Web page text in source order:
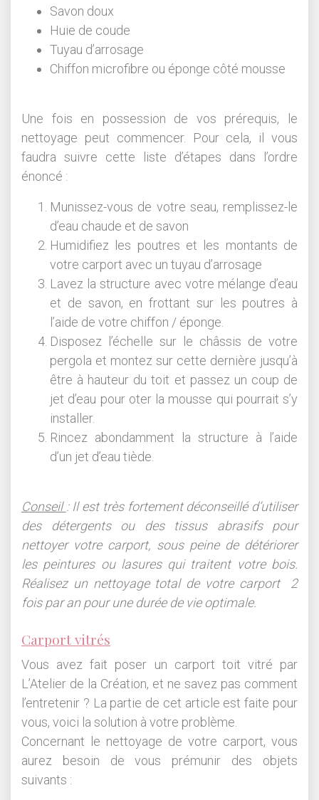
Savon doux
Huie de coude
Tuyau d’arrosage
Chiffon microfibre ou éponge côté mousse
Une fois en possession de vos prérequis, le
nettoyage peut commencer. Pour cela, il vous
faudra suivre cette liste d’étapes dans l’ordre
énoncé :
Munissez-vous de votre seau, remplissez-le
d’eau chaude et de savon
Humidifiez les poutres et les montants de
votre carport avec un tuyau d’arrosage
Lavez la structure avec votre mélange d’eau
et de savon, en frottant sur les poutres à
l’aide de votre chiffon / éponge.
Disposez l’échelle sur le châssis de votre
pergola et montez sur cette dernière jusqu’à
être à hauteur du toit et passez un coup de
jet d’eau pour oter la mousse qui pourrait s’y
installer.
Rincez abondamment la structure à l’aide
d’un jet d’eau tiède.
Conseil : Il est très fortement déconseillé d’utiliser
des détergents ou des tissus abrasifs pour
nettoyer votre carport, sous peine de détériorer
les peintures ou lasures qui traitent votre bois.
Réalisez un nettoyage total de votre carport 2
fois par an pour une durée de vie optimale.
Carport vitrés
Vous avez fait poser un carport toit vitré par
L’Atelier de la Création, et ne savez pas comment
l’entretenir ? La partie de cet article est faite pour
vous, voici la solution à votre problème.
Concernant le nettoyage de votre carport, vous
aurez besoin de vous prémunir des objets
suivants :